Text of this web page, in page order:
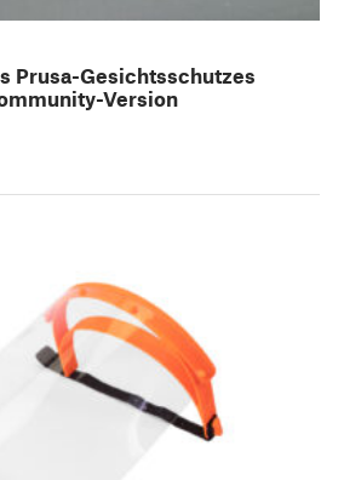
Prusa-Gesichtsschutzes
Version